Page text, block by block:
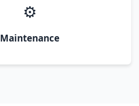
⚙️
Maintenance